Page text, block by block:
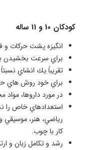
كودكان 10 و 11 ساله
انگيزه پشت حركات و
براي سرعت بخشيدن به
تقريباً يك انشاي
براي خود روش هاي
در مورد داروها، مواد
استعدادهاي خاص را
رياضي، هنر، موسيقي
كار با چوب.
رشد و تكامل زبان و